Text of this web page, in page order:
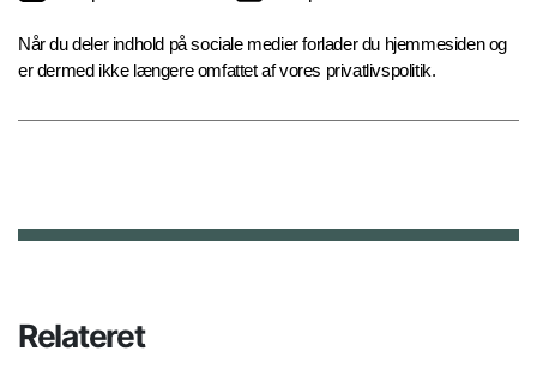
Når du deler indhold på sociale medier forlader du hjemmesiden og
er dermed ikke længere omfattet af vores privatlivspolitik.
Relateret